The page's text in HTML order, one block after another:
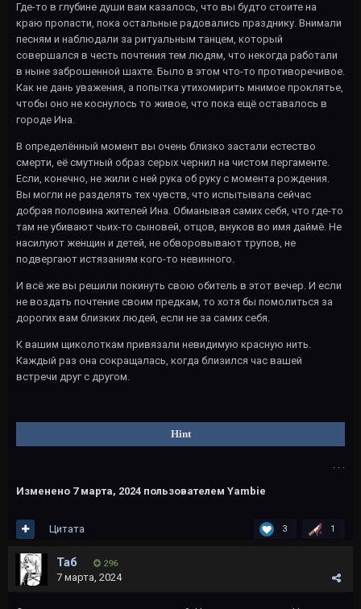
Где-то в глубине души вам казалось, что вы будто стоите на
краю пропасти, пока остальные радовались празднику. Внимали
песням и наблюдали за ритуальным танцем, который
совершался в честь почтения тем людям, что некогда работали
в ныне заброшенной шахте. Было в этом что-то противоречивое.
Как не дань уважения, а попытка утихомирить мнимое проклятье,
чтобы оно не коснулось то живое, что пока ещё оставалось в
городе Ина.
В определённый момент вы очень близко застали естество
смерти, её смутный образ серых чернил на чистом пергаменте.
Если, конечно, не жили с ней рука об руку с момента рождения.
Вы могли не разделять тех чувств, что испытывала сейчас
добрая половина жителей Ина. Обманывая самих себя, что где-то
там не убивают чьих-то сыновей, отцов, внуков во имя даймё. Не
насилуют женщин и детей, не обворовывают трупов, не
подвергают истязаниям кого-то невинного.
И всё же вы решили покинуть свою обитель в этот вечер. И если
не воздать почтение своим предкам, то хотя бы помолиться за
дорогих вам близких людей, если не за самих себя.
К вашим щиколоткам привязали невидимую красную нить.
Каждый раз она сокращалась, когда близился час вашей
встречи друг с другом.
Hint
. . .
Изменено 7 марта, 2024 пользователем Yambie
3 1
Цитата
Таб 296
7 марта, 2024